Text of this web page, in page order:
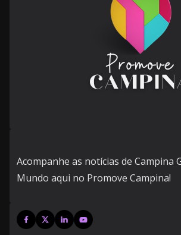
Acompanhe as notícias de Campina
Mundo aqui no Promove Campina!